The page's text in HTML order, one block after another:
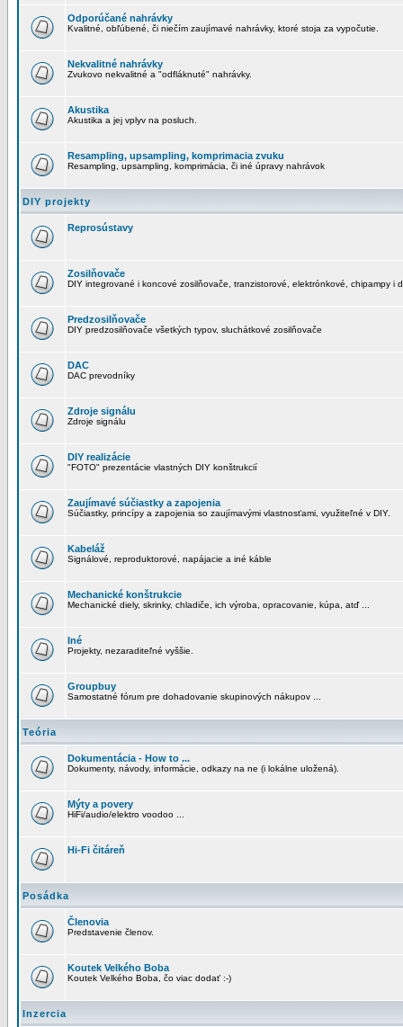
Odporúčané nahrávky
Kvalitné, obľúbené, či niečím zaujímavé nahrávky, ktoré stoja za vypočutie.
Nekvalitné nahrávky
Zvukovo nekvalitné a "odfláknuté" nahrávky.
Akustika
Akustika a jej vplyv na posluch.
Resampling, upsampling, komprimacia zvuku
Resampling, upsampling, komprimácia, či iné úpravy nahrávok
DIY projekty
Reprosústavy
Zosilňovače
DIY integrované i koncové zosilňovače, tranzistorové, elektrónkové, chipampy i
Predzosilňovače
DIY predzosilňovače všetkých typov, sluchátkové zosilňovače
DAC
DAC prevodníky
Zdroje signálu
Zdroje signálu
DIY realizácie
"FOTO" prezentácie vlastných DIY konštrukcií
Zaujímavé súčiastky a zapojenia
Súčiastky, princípy a zapojenia so zaujímavými vlastnosťami, využiteľné v DIY.
Kabeláž
Signálové, reproduktorové, napájacie a iné káble
Mechanické konštrukcie
Mechanické diely, skrinky, chladiče, ich výroba, opracovanie, kúpa, atď ...
Iné
Projekty, nezaraditeľné vyššie.
Groupbuy
Samostatné fórum pre dohadovanie skupinových nákupov ...
Teória
Dokumentácia - How to ...
Dokumenty, návody, informácie, odkazy na ne (i lokálne uložená).
Mýty a povery
HiFi/audio/elektro voodoo ...
Hi-Fi čitáreň
Posádka
Členovia
Predstavenie členov.
Koutek Velkého Boba
Koutek Velkého Boba, čo viac dodať :-)
Inzercia